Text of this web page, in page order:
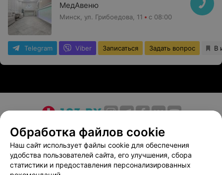
МедАвеню
Минск, ул. Грибоедова, 11 с 08:00
Telegram Viber Записаться Задать вопрос В
О проекте Новости проекта
Размещение рекламы
Медицинский маркетинг
Публичный договор
Пользовательское соглашение
Способы оплаты
Вакансии
Партнеры
Обработка файлов cookie
Наш сайт использует файлы cookie для обеспечения
удобства пользователей сайта, его улучшения, сбора
статистики и предоставления персонализированных